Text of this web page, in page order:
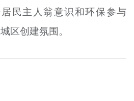
民主人翁意识和环保参与
区创建氛围。